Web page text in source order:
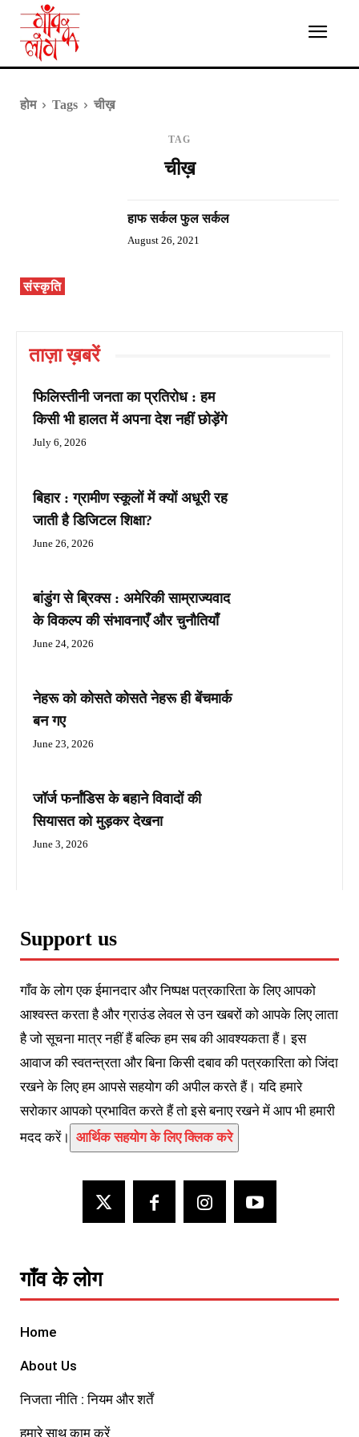
होम Tags चीख़
TAG
चीख़
संस्कृति
हाफ सर्कल फुल सर्कल
August 26, 2021
ताज़ा ख़बरें
फिलिस्तीनी जनता का प्रतिरोध : हम
किसी भी हालत में अपना देश नहीं छोड़ेंगे
July 6, 2026
बिहार : ग्रामीण स्कूलों में क्यों अधूरी रह
जाती है डिजिटल शिक्षा?
June 26, 2026
बांडुंग से ब्रिक्स : अमेरिकी साम्राज्यवाद
के विकल्प की संभावनाएँ और चुनौतियाँ
June 24, 2026
नेहरू को कोसते कोसते नेहरू ही बेंचमार्क
बन गए
June 23, 2026
जॉर्ज फर्नांडिस के बहाने विवादों की
सियासत को मुड़कर देखना
June 3, 2026
Support us
गाँव के लोग एक ईमानदार और निष्पक्ष पत्रकारिता के लिए आपको
आश्वस्त करता है और ग्राउंड लेवल से उन खबरों को आपके लिए लाता
है जो सूचना मात्र नहीं हैं बल्कि हम सब की आवश्यकता हैं। इस
आवाज की स्वतन्त्रता और बिना किसी दबाव की पत्रकारिता को जिंदा
रखने के लिए हम आपसे सहयोग की अपील करते हैं। यदि हमारे
सरोकार आपको प्रभावित करते हैं तो इसे बनाए रखने में आप भी हमारी
मदद करें। आर्थिक सहयोग के लिए क्लिक करे
गाँव के लोग
Home
About Us
निजता नीति : नियम और शर्तें
हमारे साथ काम करें